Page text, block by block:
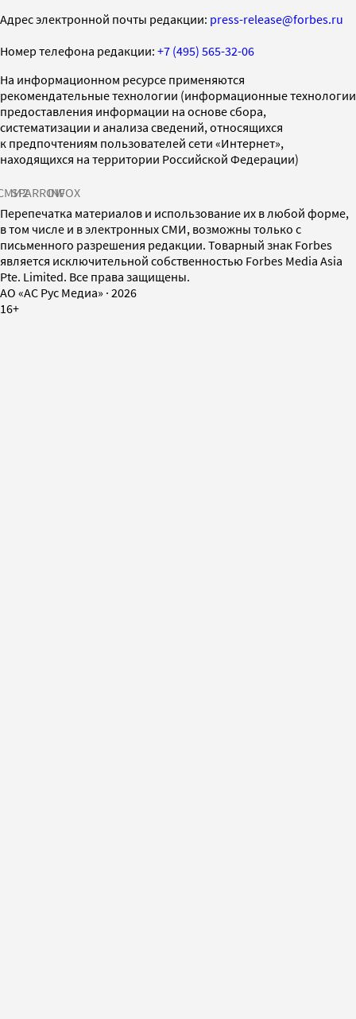
Адрес электронной почты редакции: press-release@forbes.ru
Номер телефона редакции: +7 (495) 565-32-06
На информационном ресурсе применяются
рекомендательные технологии (информационные технологии
предоставления информации на основе сбора,
систематизации и анализа сведений, относящихся
к предпочтениям пользователей сети «Интернет»,
находящихся на территории Российской Федерации)
SPARROWINFOX
Перепечатка материалов и использование их в любой форме,
в том числе и в электронных СМИ, возможны только с
письменного разрешения редакции. Товарный знак Forbes
является исключительной собственностью Forbes Media Asia
Pte. Limited. Все права защищены.
AO «АС Рус Медиа» · 2026
16+